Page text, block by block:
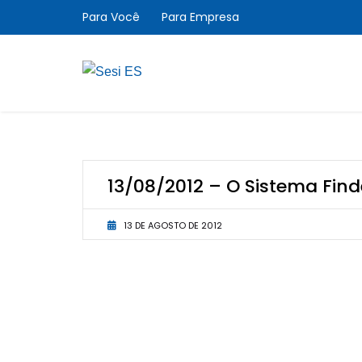
Para Você Para Empresa
13/08/2012 – O Sistema
13 DE AGOSTO DE 2012